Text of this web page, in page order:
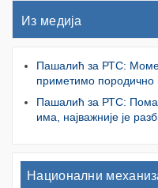
Из медија
Пашалић за РТС:
приметимо
Пашалић за РТС:
има, најважније је
Национални